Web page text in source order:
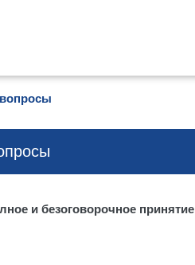
и безоговорочное принятие